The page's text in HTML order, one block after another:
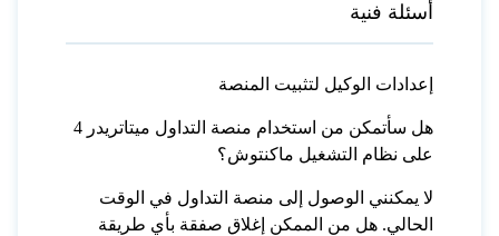
أسئلة فنية
إعدادات الوكيل لتثبيت المنصة
هل سأتمكن من استخدام منصة التداول ميتاتريدر 4
على نظام التشغيل ماكنتوش؟
لا يمكنني الوصول إلى منصة التداول في الوقت
الحالي. هل من الممكن إغلاق صفقة بأي طريقة